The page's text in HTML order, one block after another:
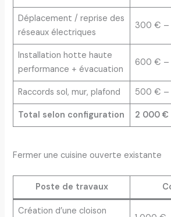
Déplacement / reprise des
réseaux électriques
300 € –
Installation hotte haute
performance + évacuation
600 € –
Raccords sol, mur, plafond 500 €
Total selon configuration 2 000
Fermer une cuisine ouverte existante
Poste de travaux
Création d’une cloison